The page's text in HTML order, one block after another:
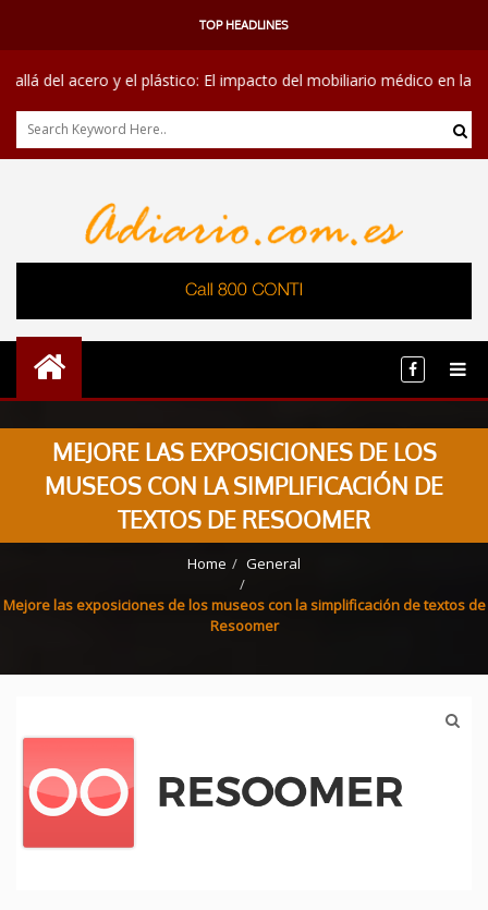
TOP HEADLINES
y el plástico: El impacto del mobiliario médico en la recuperación
MEJORE LAS EXPOSICIONES DE LOS
MUSEOS CON LA SIMPLIFICACIÓN DE
TEXTOS DE RESOOMER
Home General
Mejore las exposiciones de los museos con la simplificación de textos de
Resoomer